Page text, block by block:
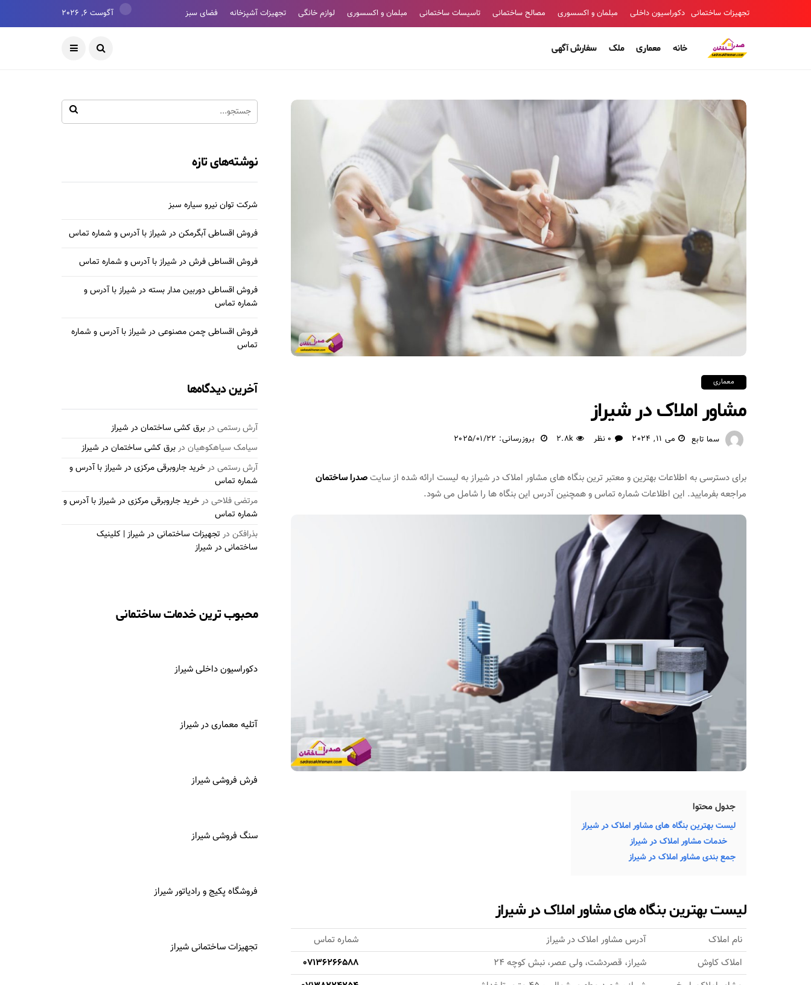
تجهیزات ساختمانی دکوراسیون داخلی مبلمان و اکسسوری مصالح ساختمانی تاسیسات ساختمانی مبلمان و اکسسوری لوازم خانگی تجهیزات آشپزخانه فضای سبز آگوست 6, 2026
خانه معماری ملک سفارش آگهی
معماری
مشاور املاک در شیراز
سما تابع می 11, 2024 0 نظر 2.8k بروزرسانی: 2025/01/22
برای دسترسی به اطلاعات بهترین و معتبر ترین بنگاه های مشاور املاک در شیراز به لیست ارائه شده از سایتصدرا ساختمان
مراجعه بفرمایید. این اطلاعات شماره تماس و همچنین آدرس این بنگاه ها را شامل می شود.
جدول محتوا
لیست بهترین بنگاه های مشاور املاک در شیراز
خدمات مشاور املاک در شیراز
جمع بندی مشاور املاک در شیراز
لیست بهترین بنگاه های مشاور املاک در شیراز
نام املاک آدرس مشاور املاک در شیراز
شماره تماس
املاک کاوش
شیراز، قصردشت، ولی عصر، نبش کوچه 24
07136266588
نوشته‌های تازه
شرکت توان نیرو سیاره سبز
فروش اقساطی آبگرمکن در شیراز با آدرس و شماره تماس
فروش اقساطی فرش در شیراز با آدرس و شماره تماس
فروش اقساطی دوربین مدار بسته در شیراز با آدرس و
شماره تماس
فروش اقساطی چمن مصنوعی در شیراز با آدرس و شماره
تماس
آخرین دیدگاه‌ها
آرش رستمی دربرق کشی ساختمان در شیراز
سیامک سیاهکوهیان دربرق کشی ساختمان در شیراز
آرش رستمی درخرید جاروبرقی مرکزی در شیراز با آدرس و
شماره تماس
مرتضی فلاحی درخرید جاروبرقی مرکزی در شیراز با آدرس و
شماره تماس
بذرافكن در تجهیزات ساختمانی در شیراز | کلینیک
ساختمانی در شیراز
محبوب ترین خدمات ساختمانی
دکوراسیون داخلی شیراز
آتلیه معماری درشیراز
فرش فروشی شیراز
سنگ فروشی شیراز
فروشگاه پکیج و رادیاتور شیراز
تجهیزات ساختمانی شیراز